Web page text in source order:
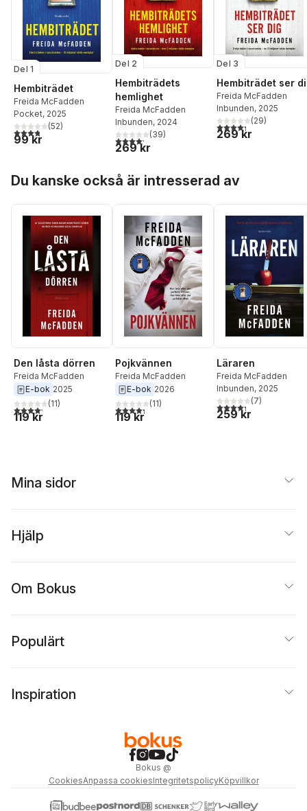
Del 1
Hembiträdet
Freida McFadden
Pocket, 2025
3,8utav 5 stjärnor. Totalt antal röster:
(52)
99 kr
Del 2
Hembiträdets
hemlighet
Freida McFadden
Inbunden, 2024
4,2utav 5 stjärnor. Totalt antal röster:
(39)
269 kr
Del 3
Hembiträdet ser
Freida McFadden
Inbunden, 2025
4,3utav 5 stjärnor.
(29)
269 kr
Du kanske också är intresserad av
Den låsta dörren
Freida McFadden
E-bok 2025
4,2utav 5 stjärnor. Totalt antal röster:
(11)
119 kr
Pojkvännen
Freida McFadden
E-bok 2026
4,3utav 5 stjärnor. Totalt antal röster:
(11)
119 kr
Läraren
Freida McFadden
Inbunden, 2025
4,3utav 5 stjärnor.
(7)
259 kr
Mina sidor
Hjälp
Om Bokus
Populärt
Inspiration
Bokus @
CookiesAnpassa cookiesIntegritetspolicyKöpvillkor